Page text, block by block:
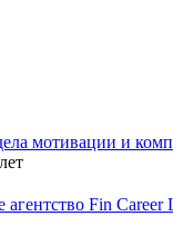
мотивации и
агентство Fin Career